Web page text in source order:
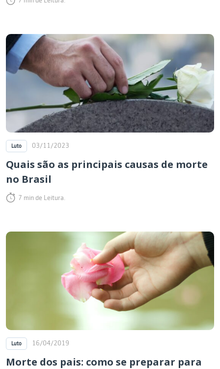
Luto 03/11/2023
Quais são as principais causas de morte
no Brasil
7 min de Leitura.
Luto 16/04/2019
Morte dos pais: como se preparar para